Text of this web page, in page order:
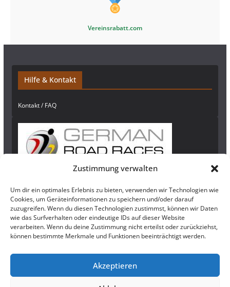
Zustimmung verwalten
Um dir ein optimales Erlebnis zu bieten, verwenden wir Technologien wie
Cookies, um Geräteinformationen zu speichern und/oder darauf
zuzugreifen. Wenn du diesen Technologien zustimmst, können wir Daten
wie das Surfverhalten oder eindeutige IDs auf dieser Website
verarbeiten. Wenn du deine Zustimmung nicht erteilst oder zurückziehst,
können bestimmte Merkmale und Funktionen beeinträchtigt werden.
Akzeptieren
Vereinsrabatt.com
Hilfe & Kontakt
Kontakt / FAQ
Newsletter
Bleibe auf dem Laufenden und abonnierehierunseren Newsletter!
Datenschutzerklärung